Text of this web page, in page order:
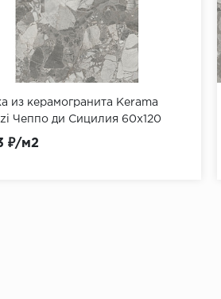
из керамогранита Kerama
Чеппо ди Сицилия 60x120
(KM6012G0321R20)
₽/м2